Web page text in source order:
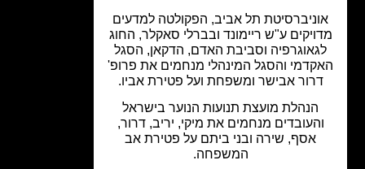
תל אביב, הפקולטה למדעים
ע"ש ריימונד ובברלי סאקלר, החוג
וסביבת האדם, הדקאן, הסגל
והסגל המינהלי מנחמים את פרופ'
דרור אבישר ומשפחת ועל פטירת אביו.
הנהלת מועצת תנועות הנוער בישראל
מנחמים את מיקי, יריב, דרור,
אסף, שירה ובני ביתם על פטירת אב
המשפחה.